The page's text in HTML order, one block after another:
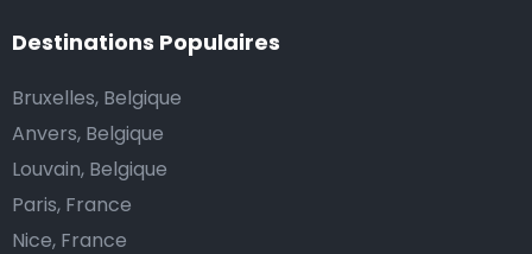
pour votre navette.
Contrairement aux taxis traditionnels, nous n’ajoutons
pas de frais supplémentaires au prix d’une course en
taxi de nuit, ni de supplément pour venir vous
chercher ou pour l’attente si votre vol a du retard.
Réservez votre navette d’aéroport abordable et
Destinations Populaires
Bruxelles, Belgique
Anvers, Belgique
Louvain, Belgique
Paris, France
Nice, France